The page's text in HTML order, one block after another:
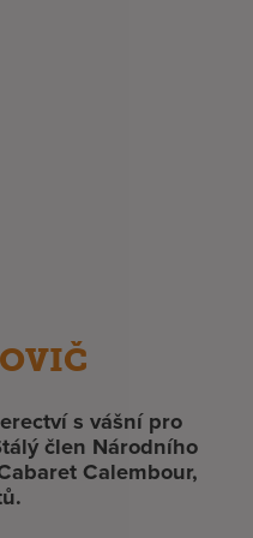
s vášní pro
člen Národního
Calembour,